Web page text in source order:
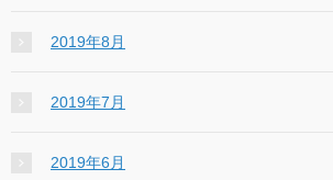
2019年8月
2019年7月
2019年6月